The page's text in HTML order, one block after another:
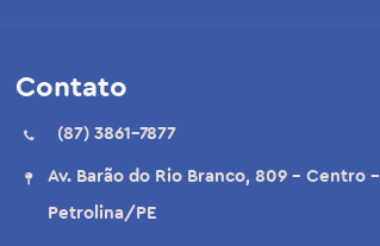
Contato
(87) 3861-7877
Av. Barão do Rio Branco, 809 - Centro -
Petrolina/PE